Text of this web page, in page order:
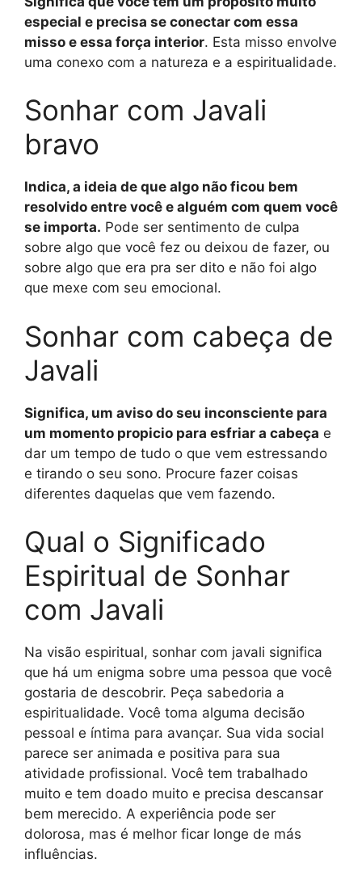
especial e precisa se conectar com essa
misso e essa força interior. Esta misso envolve
uma conexo com a natureza e a espiritualidade.
Sonhar com Javali
bravo
Indica, a ideia de que algo não ficou bem
resolvido entre você e alguém com quem você
se importa. Pode ser sentimento de culpa
sobre algo que você fez ou deixou de fazer, ou
sobre algo que era pra ser dito e não foi algo
que mexe com seu emocional.
Sonhar com cabeça de
Javali
Significa, um aviso do seu inconsciente para
um momento propicio para esfriar a cabeça e
dar um tempo de tudo o que vem estressando
e tirando o seu sono. Procure fazer coisas
diferentes daquelas que vem fazendo.
Qual o Significado
Espiritual de Sonhar
com Javali
Na visão espiritual, sonhar com javali significa
que há um enigma sobre uma pessoa que você
gostaria de descobrir. Peça sabedoria a
espiritualidade. Você toma alguma decisão
pessoal e íntima para avançar. Sua vida social
parece ser animada e positiva para sua
atividade profissional. Você tem trabalhado
muito e tem doado muito e precisa descansar
bem merecido. A experiência pode ser
dolorosa, mas é melhor ficar longe de más
influências.